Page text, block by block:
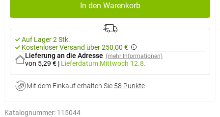
In den Warenkorb
Auf Lager 2 Stk.
Kostenloser Versand über 250,00 €
Lieferung an die Adresse (mehr Informationen)
von 5,29 € | Lieferdatum Mittwoch 12.8.
Mit dem Einkauf erhalten Sie 58 Punkte
Katalognummer: 115044